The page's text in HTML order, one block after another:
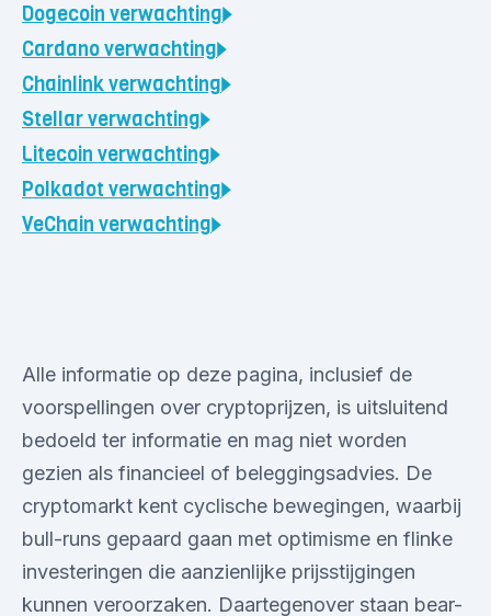
Dogecoin verwachting
Cardanoverwachting
Chainlinkverwachting
Stellarverwachting
Litecoin verwachting
Polkadot verwachting
VeChain verwachting
Alle informatie op deze pagina, inclusief de
voorspellingen over cryptoprijzen, is uitsluitend
bedoeld ter informatie en mag niet worden
gezien als financieel of beleggingsadvies. De
cryptomarkt kent cyclische bewegingen, waarbij
bull-runs gepaard gaan met optimisme en flinke
investeringen die aanzienlijke prijsstijgingen
kunnen veroorzaken. Daartegenover staan bear-